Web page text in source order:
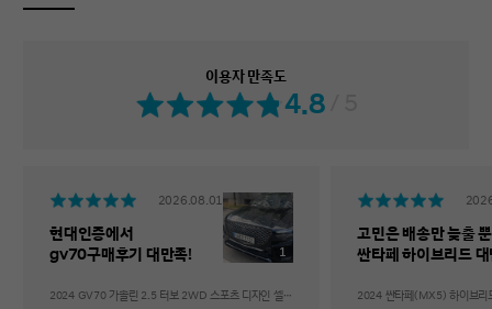
이용자 만족도
4.8
2026.08.01
현대인증에서
gv70구매후기 대만족!
1
2024 GV70 가솔린 2.5 터보 2WD 스포츠 디자인 셀렉션Ⅱ
고민은 배송만 늦출
싼타페 하이브리드